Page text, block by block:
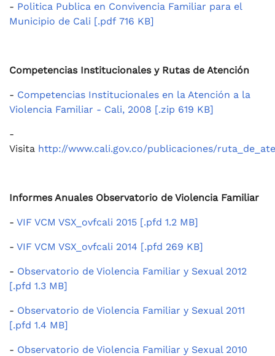
- Politica Publica en Convivencia Familiar para el
Municipio de Cali [.pdf 716 KB]
Competencias Institucionales y Rutas de Atención
- Competencias Institucionales en la Atención a la
Violencia Familiar - Cali, 2008 [.zip 619 KB]
-
Visita http://www.cali.gov.co/publicaciones/
Informes Anuales Observatorio de Violencia Familiar
- VIF VCM VSX_ovfcali 2015 [.pfd 1.2 MB]
- VIF VCM VSX_ovfcali 2014 [.pfd 269 KB]
- Observatorio de Violencia Familiar y Sexual 2012
[.pfd 1.3 MB]
- Observatorio de Violencia Familiar y Sexual 2011
[.pfd 1.4 MB]
- Observatorio de Violencia Familiar y Sexual 2010